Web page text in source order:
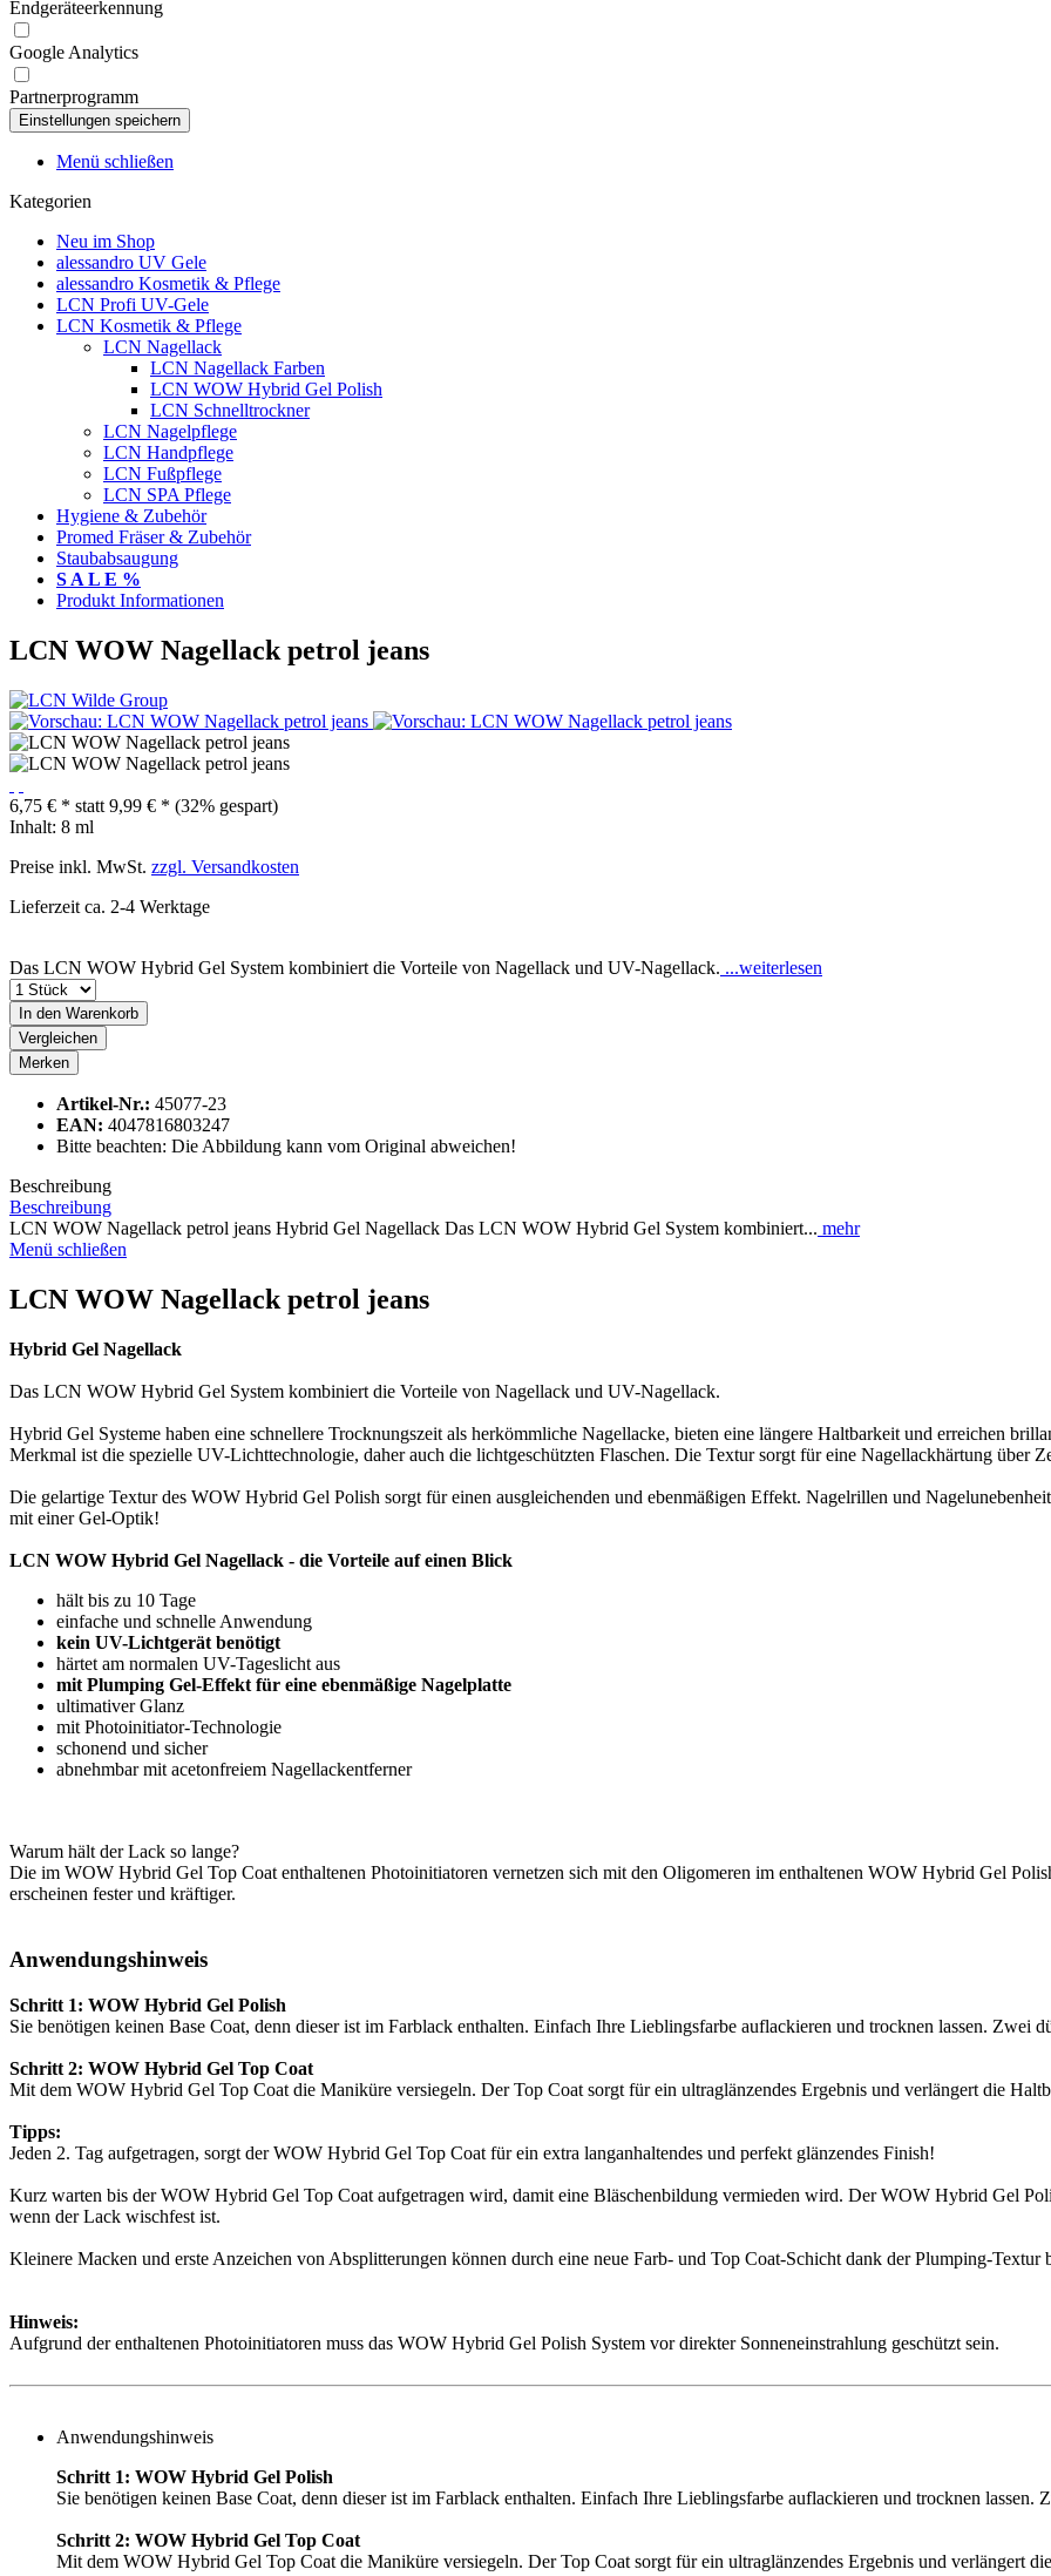
Endgeräteerkennung
Google Analytics
Partnerprogramm
Menü schließen
Kategorien
Neu im Shop
alessandro UV Gele
alessandro Kosmetik & Pflege
LCN Profi UV-Gele
LCN Kosmetik & Pflege
LCN Nagellack
LCN Nagellack Farben
LCN WOW Hybrid Gel Polish
LCN Schnelltrockner
LCN Nagelpflege
LCN Handpflege
LCN Fußpflege
LCN SPA Pflege
Hygiene & Zubehör
Promed Fräser & Zubehör
Staubabsaugung
S A L E %
Produkt Informationen
LCN WOW Nagellack petrol jeans
6,75 € * statt 9,99 € * (32% gespart)
Inhalt: 8 ml
Preise inkl. MwSt. zzgl. Versandkosten
Lieferzeit ca. 2-4 Werktage
Das LCN WOW Hybrid Gel System kombiniert die Vorteile von Nagellack und UV-Nagellack. ...weiterlesen
In den Warenkorb
Vergleichen
Merken
Artikel-Nr.: 45077-23
EAN: 4047816803247
Bitte beachten: Die Abbildung kann vom Original abweichen!
Beschreibung
Beschreibung
LCN WOW Nagellack petrol jeans Hybrid Gel Nagellack Das LCN WOW Hybrid Gel System kombiniert... mehr
Menü schließen
LCN WOW Nagellack petrol jeans
Hybrid Gel Nagellack
Das LCN WOW Hybrid Gel System kombiniert die Vorteile von Nagellack und UV-Nagellack.
Hybrid Gel Systeme haben eine schnellere Trocknungszeit als herkömmliche Nagellacke, bieten eine längere Haltbarkeit und erreichen
Merkmal ist die spezielle UV-Lichttechnologie, daher auch die lichtgeschützten Flaschen. Die Textur sorgt für eine Nagellackhärtung über
Die gelartige Textur des WOW Hybrid Gel Polish sorgt für einen ausgleichenden und ebenmäßigen Effekt. Nagelrillen und
mit einer Gel-Optik!
LCN WOW Hybrid Gel Nagellack - die Vorteile auf einen Blick
hält bis zu 10 Tage
einfache und schnelle Anwendung
kein UV-Lichtgerät benötigt
härtet am normalen UV-Tageslicht aus
mit Plumping Gel-Effekt für eine ebenmäßige Nagelplatte
ultimativer Glanz
mit Photoinitiator-Technologie
schonend und sicher
abnehmbar mit acetonfreiem Nagellackentferner
Warum hält der Lack so lange?
Die im WOW Hybrid Gel Top Coat enthaltenen Photoinitiatoren vernetzen sich mit den Oligomeren im enthaltenen WOW Hybrid Gel
erscheinen fester und kräftiger.
Anwendungshinweis
Schritt 1: WOW Hybrid Gel Polish
Sie benötigen keinen Base Coat, denn dieser ist im Farblack enthalten. Einfach Ihre Lieblingsfarbe auflackieren und trocknen lassen. Zwei
Schritt 2: WOW Hybrid Gel Top Coat
Mit dem WOW Hybrid Gel Top Coat die Maniküre versiegeln. Der Top Coat sorgt für ein ultraglänzendes Ergebnis und verlängert die
Tipps:
Jeden 2. Tag aufgetragen, sorgt der WOW Hybrid Gel Top Coat für ein extra langanhaltendes und perfekt glänzendes Finish!
Kurz warten bis der WOW Hybrid Gel Top Coat aufgetragen wird, damit eine Bläschenbildung vermieden wird. Der WOW Hybrid Gel
wenn der Lack wischfest ist.
Kleinere Macken und erste Anzeichen von Absplitterungen können durch eine neue Farb- und Top Coat-Schicht dank der Plumping-
Hinweis:
Aufgrund der enthaltenen Photoinitiatoren muss das WOW Hybrid Gel Polish System vor direkter Sonneneinstrahlung geschützt sein.
Anwendungshinweis
Schritt 1: WOW Hybrid Gel Polish
Sie benötigen keinen Base Coat, denn dieser ist im Farblack enthalten. Einfach Ihre Lieblingsfarbe auflackieren und trocknen lassen.
Schritt 2: WOW Hybrid Gel Top Coat
Mit dem WOW Hybrid Gel Top Coat die Maniküre versiegeln. Der Top Coat sorgt für ein ultraglänzendes Ergebnis und verlängert